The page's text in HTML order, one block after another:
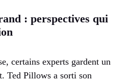
: perspectives qui
certains experts gardent un
Ted Pillows a sorti son